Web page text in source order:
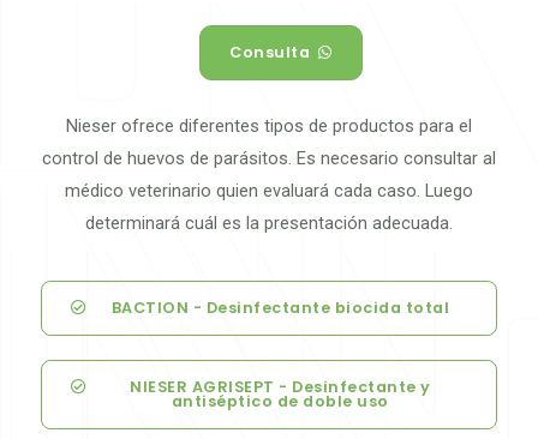
Consulta
Nieser ofrece diferentes tipos de productos para el
control de huevos de parásitos. Es necesario consultar al
médico veterinario quien evaluará cada caso. Luego
determinará cuál es la presentación adecuada.
BACTION - Desinfectante biocida total
NIESER AGRISEPT - Desinfectante y
antiséptico de doble uso